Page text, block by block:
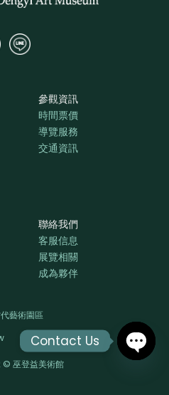
參觀資訊
時間票價
導覽服務
交通資訊
聯絡我們
客服信息
展覽相關
成為夥伴
藝術園區
巫登益美術館
Contact Us